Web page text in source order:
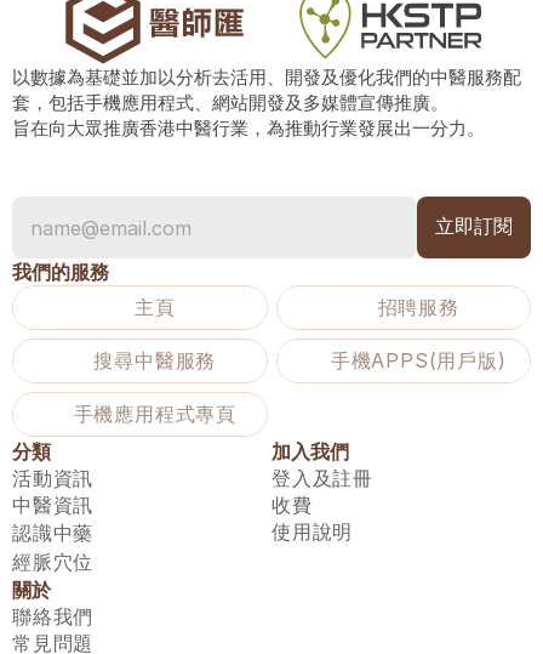
以數據為基礎並加以分析去活用、開發及優化我們的中醫服務配
套，包括手機應用程式、網站開發及多媒體宣傳推廣。
旨在向大眾推廣香港中醫行業，為推動行業發展出一分力。
我們的服務
主頁
招聘服務
搜尋中醫服務 手機APPS(用戶版)
手機應用程式專頁
分類
活動資訊
中醫資訊
認識中藥
經脈穴位
加入我們
登入及註冊
收費
使用說明
關於
聯絡我們
常見問題